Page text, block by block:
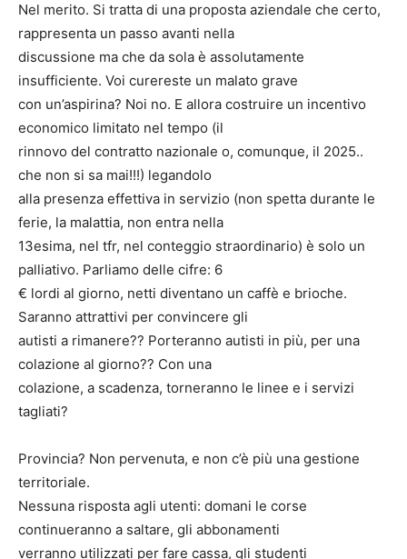
Nel merito. Si tratta di una proposta aziendale che certo,
rappresenta un passo avanti nella
discussione ma che da sola è assolutamente
insufficiente. Voi curereste un malato grave
con un’aspirina? Noi no. E allora costruire un incentivo
economico limitato nel tempo (il
rinnovo del contratto nazionale o, comunque, il 2025..
che non si sa mai!!!) legandolo
alla presenza effettiva in servizio (non spetta durante le
ferie, la malattia, non entra nella
13esima, nel tfr, nel conteggio straordinario) è solo un
palliativo. Parliamo delle cifre: 6
€ lordi al giorno, netti diventano un caffè e brioche.
Saranno attrattivi per convincere gli
autisti a rimanere?? Porteranno autisti in più, per una
colazione al giorno?? Con una
colazione, a scadenza, torneranno le linee e i servizi
tagliati?
Provincia? Non pervenuta, e non c’è più una gestione
territoriale.
Nessuna risposta agli utenti: domani le corse
continueranno a saltare, gli abbonamenti
verranno utilizzati per fare cassa, gli studenti